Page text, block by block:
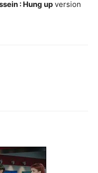
: Hung up version